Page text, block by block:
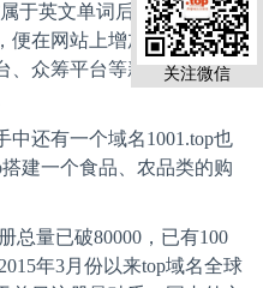
关注微信
于英文单词后缀，全球辨
便在网站上增加了外贸B2B
、众筹平台等新型平台的导
中还有一个域名1001.top也
搭建一个食品、农品类的购
总量已破80000 ，已有100
2015年3月份以来top域名全球